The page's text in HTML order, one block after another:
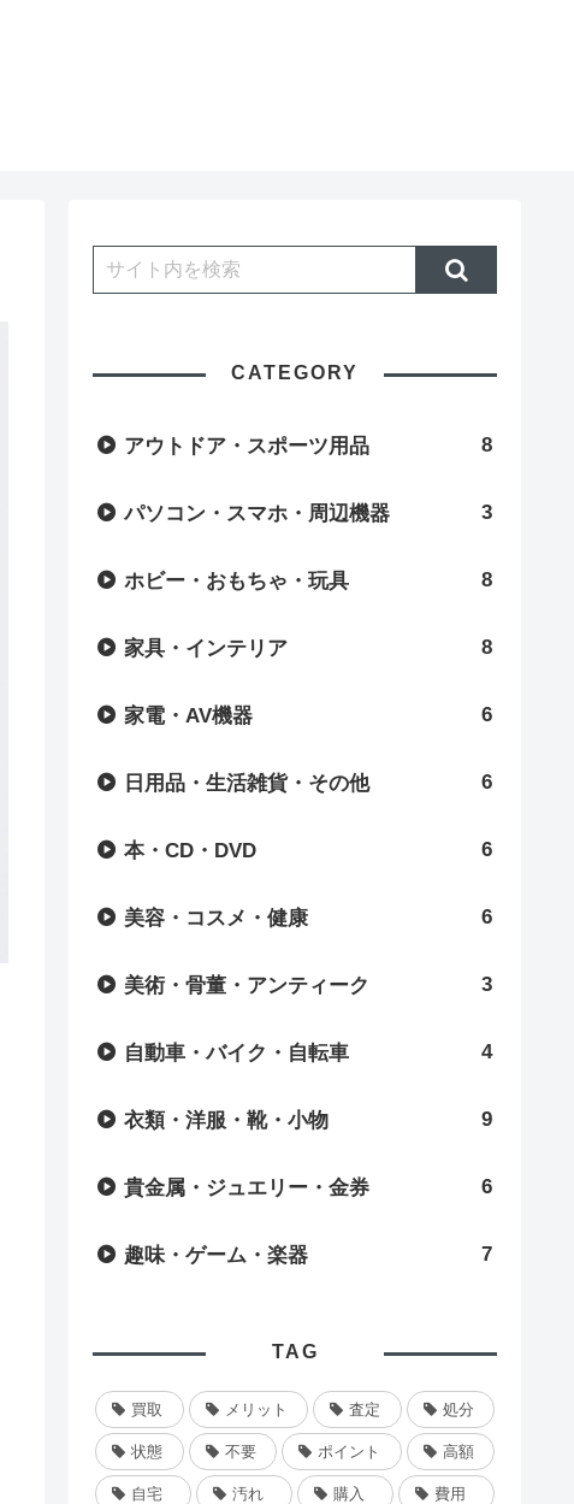
CATEGORY
アウトドア・スポーツ用品 8
パソコン・スマホ・周辺機器 3
ホビー・おもちゃ・玩具 8
家具・インテリア 8
家電・AV機器 6
日用品・生活雑貨・その他 6
本・CD・DVD 6
美容・コスメ・健康 6
美術・骨董・アンティーク 3
自動車・バイク・自転車 4
衣類・洋服・靴・小物 9
貴金属・ジュエリー・金券 6
趣味・ゲーム・楽器 7
TAG
買取 メリット 査定 処分
状態 不要 ポイント 高額
自宅 汚れ 購入 費用